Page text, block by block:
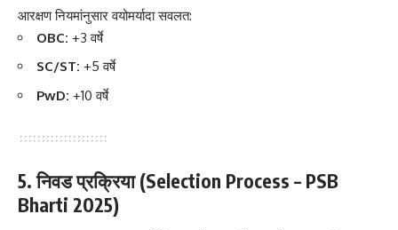
आरक्षण नियमांनुसार वयोमर्यादा सवलत:
OBC: +3 वर्षे
SC/ST: +5 वर्षे
PwD: +10 वर्षे
5. निवड प्रक्रिया (Selection Process – PSB
Bharti 2025)